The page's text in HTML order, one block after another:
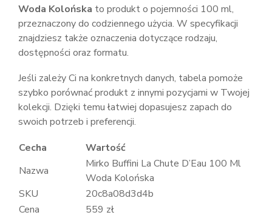
Woda Kolońska to produkt o pojemności 100 ml,
przeznaczony do codziennego użycia. W specyfikacji
znajdziesz także oznaczenia dotyczące rodzaju,
dostępności oraz formatu.
Jeśli zależy Ci na konkretnych danych, tabela pomoże
szybko porównać produkt z innymi pozycjami w Twojej
kolekcji. Dzięki temu łatwiej dopasujesz zapach do
swoich potrzeb i preferencji.
Cecha
Wartość
Nazwa
Mirko Buffini La Chute D’Eau 100 Ml
Woda Kolońska
SKU
20c8a08d3d4b
Cena
559 zł